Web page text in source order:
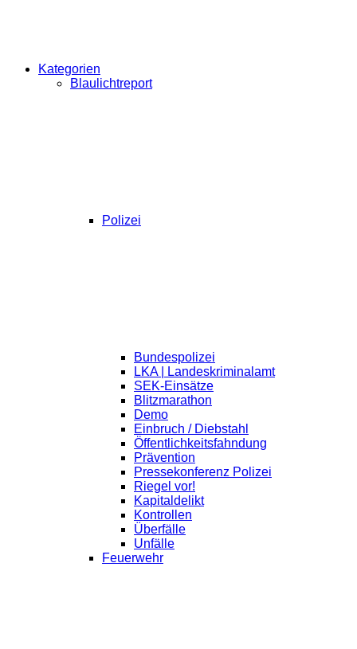
Kategorien
Blaulichtreport
Polizei
Bundespolizei
LKA | Landeskriminalamt
SEK-Einsätze
Blitzmarathon
Demo
Einbruch / Diebstahl
Öffentlichkeitsfahndung
Prävention
Pressekonferenz Polizei
Riegel vor!
Kapitaldelikt
Kontrollen
Überfälle
Unfälle
Feuerwehr